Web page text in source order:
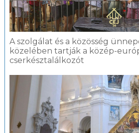
A szolgálat és a közösség
közelében tartják a közép-
cserkésztalálkozót